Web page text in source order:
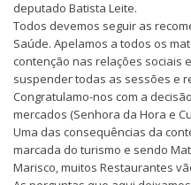
deputado Batista Leite.
Todos devemos seguir as
Saúde. Apelamos a todos os
contenção nas relações sociais
suspender todas as sessões e
Congratulamo-nos com a
mercados (Senhora da Hora e
Uma das consequências da
marcada do turismo e sendo
Marisco, muitos Restaurantes